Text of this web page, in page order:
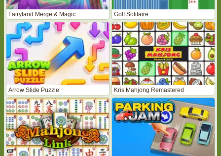
Fairyland Merge & Magic Golf Solitaire
Arrow Slide Puzzle Kris Mahjong Remastered